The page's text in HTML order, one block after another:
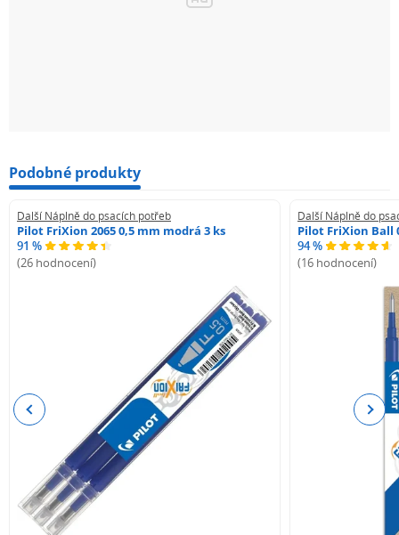
Podobné produkty
Další Náplně do psacích potřeb
Pilot FriXion 2065 0,5 mm modrá 3 ks
91 %
(26 hodnocení)
Další Náplně do
Pilot FriXion Ball
94 %
(16 hodnocení)
Previous Next